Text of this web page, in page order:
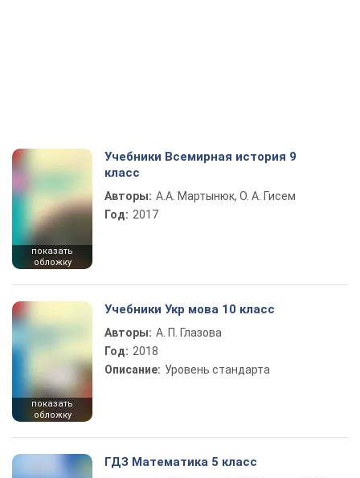
показать
обложку
Учебники Всемирная история 9
класс
Авторы: А.А. Мартынюк, О. А. Гисем
Год: 2017
показать
обложку
Учебники Укр мова 10 класс
Авторы: А. П. Глазова
Год: 2018
Описание: Уровень стандарта
ГДЗ Математика 5 класс